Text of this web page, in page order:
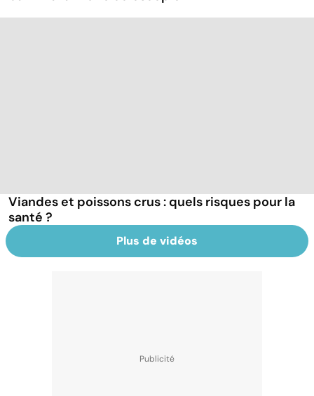
Viandes et poissons crus : quels risques pour la
santé ?
Plus de vidéos